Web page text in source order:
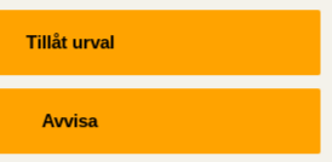
Tillåt urval
Avvisa
svensk sågverksindustri
och förpackningsindustri samt